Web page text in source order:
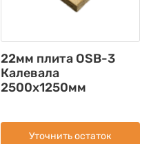
22мм плита OSB-3
Калевала
2500х1250мм
Уточнить остаток